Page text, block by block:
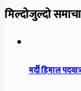
मिल्दोजुल्दो
मर्दी हिमाल